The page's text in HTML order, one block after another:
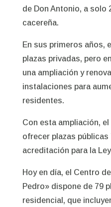
de Don Antonio, a solo
cacereña.
En sus primeros años,
plazas privadas, pero
una ampliación y
instalaciones para
residentes.
Con esta ampliación,
ofrecer plazas públicas
acreditación para la
Hoy en día, el Centro
Pedro» dispone de 79
residencial, que